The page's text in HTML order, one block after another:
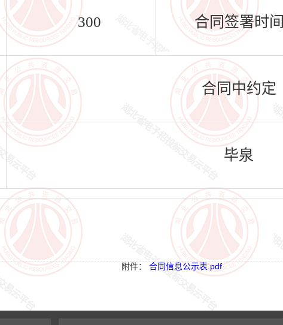
300 合同签署时间
合同中约定
毕泉
附件： 合同信息公示表.pdf